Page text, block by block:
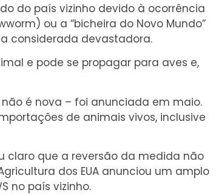
do país vizinho devido à ocorrência
ou a “bicheira do Novo Mundo”
considerada devastadora.
e pode se propagar para aves e,
é nova – foi anunciada em maio.
de animais vivos, inclusive
claro que a reversão da medida não
dos EUA anunciou um amplo
no país vizinho.